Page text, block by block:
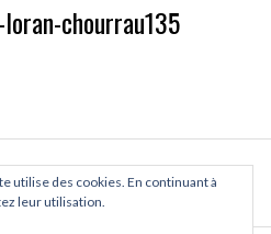
chourrau135
NEXT
utilise des cookies. En continuant à
leur utilisation.